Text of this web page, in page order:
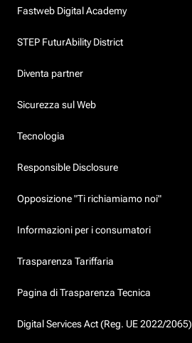
Fastweb Digital Academy
STEP FuturAbility District
Diventa partner
Sicurezza sul Web
Tecnologia
Responsible Disclosure
Opposizione "Ti richiamiamo noi"
Informazioni per i consumatori
Trasparenza Tariffaria
Pagina di Trasparenza Tecnica
Digital Services Act (Reg. UE 2022/2065)